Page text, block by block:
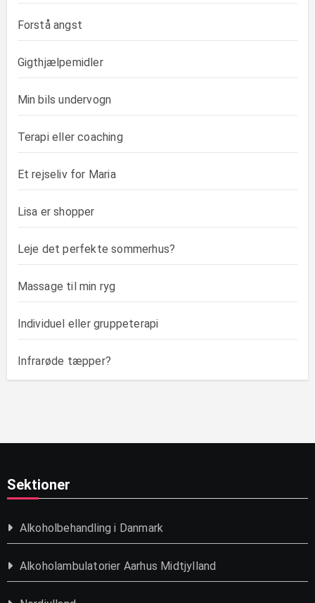
Forstå angst
Gigthjælpemidler
Min bils undervogn
Terapi eller coaching
Et rejseliv for Maria
Lisa er shopper
Leje det perfekte sommerhus?
Massage til min ryg
Individuel eller gruppeterapi
Infrarøde tæpper?
Sektioner
Alkoholbehandling i Danmark
Alkoholambulatorier Aarhus Midtjylland